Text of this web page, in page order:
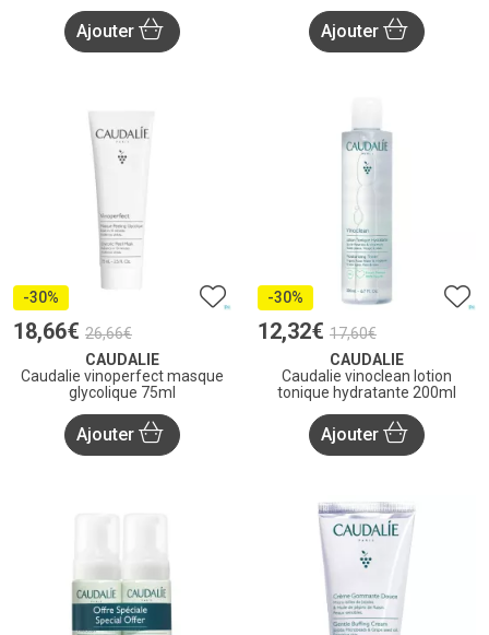
Ajouter Ajouter
-30%
18,66€ 26,66€
CAUDALIE
Caudalie vinoperfect masque
glycolique 75ml
Ajouter
-30%
12,32€ 17,60€
CAUDALIE
Caudalie vinoclean lotion
tonique hydratante 200ml
Ajouter